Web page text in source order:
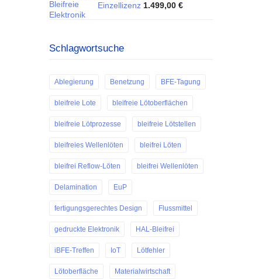
Einzellizenz 1.499,00 €
Schlagwortsuche
Ablegierung Benetzung BFE-Tagung
bleifreie Lote bleifreie Lötoberflächen
bleifreie Lötprozesse bleifreie Lötstellen
bleifreies Wellenlöten bleifrei Löten
bleifrei Reflow-Löten bleifrei Wellenlöten
Delamination EuP
fertigungsgerechtes Design Flussmittel
gedruckte Elektronik HAL-Bleifrei
iBFE-Treffen IoT Lötfehler
Lötoberfläche Materialwirtschaft